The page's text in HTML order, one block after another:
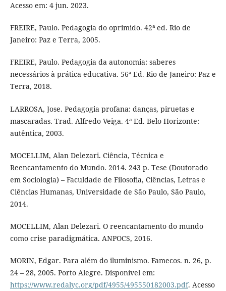
Acesso em: 4 jun. 2023.
FREIRE, Paulo. Pedagogia do oprimido. 42ª ed. Rio de
Janeiro: Paz e Terra, 2005.
FREIRE, Paulo. Pedagogia da autonomia: saberes
necessários à prática educativa. 56ª Ed. Rio de Janeiro: Paz e
Terra, 2018.
LARROSA, Jose. Pedagogia profana: danças, piruetas e
mascaradas. Trad. Alfredo Veiga. 4ª Ed. Belo Horizonte:
autêntica, 2003.
MOCELLIM, Alan Delezari. Ciência, Técnica e
Reencantamento do Mundo. 2014. 243 p. Tese (Doutorado
em Sociologia) – Faculdade de Filosofia, Ciências, Letras e
Ciências Humanas, Universidade de São Paulo, São Paulo,
2014.
MOCELLIM, Alan Delezari. O reencantamento do mundo
como crise paradigmática. ANPOCS, 2016.
MORIN, Edgar. Para além do iluminismo. Famecos. n. 26, p.
24 – 28, 2005. Porto Alegre. Disponível em:
https://www.redalyc.org/pdf/4955/495550182003.pdf. Acesso